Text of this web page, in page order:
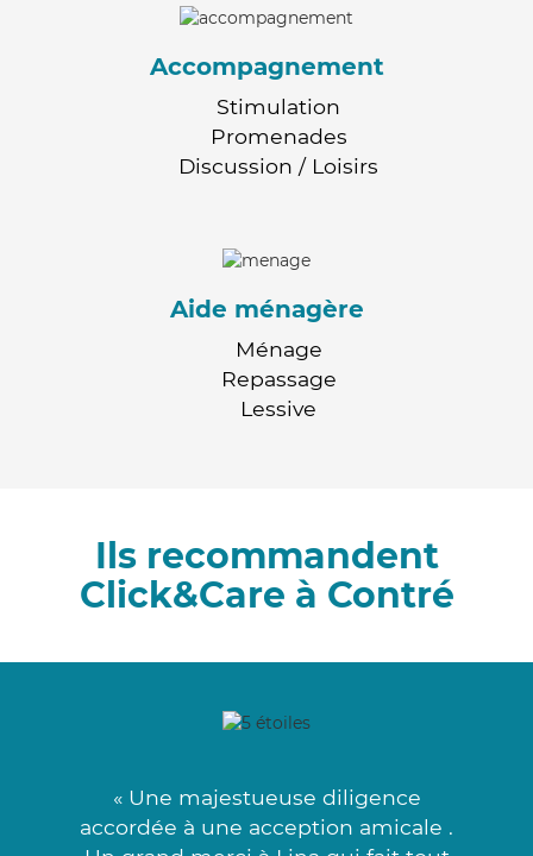
Accompagnement
Stimulation
Promenades
Discussion / Loisirs
Aide ménagère
Ménage
Repassage
Lessive
Ils recommandent
Click&Care à Contré
« Une majestueuse diligence
accordée à une acception amicale .